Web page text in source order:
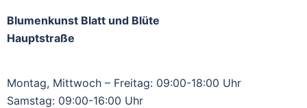
Blumenkunst Blatt und Blüte
Hauptstraße
Montag, Mittwoch – Freitag: 09:00-18:00 Uhr
Samstag: 09:00-16:00 Uhr